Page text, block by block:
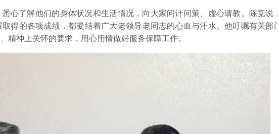
心了解他们的身体状况和生活情况，向大家问计问策、虚心请教。陈竞说
得的各项成绩，都凝结着广大老领导老同志的心血与汗水。他叮嘱有关部
精神上关怀的要求，用心用情做好服务保障工作。